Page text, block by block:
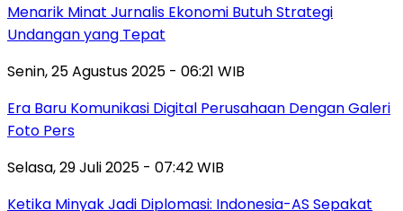
Menarik Minat Jurnalis Ekonomi Butuh Strategi
Undangan yang Tepat
Senin, 25 Agustus 2025 - 06:21 WIB
Era Baru Komunikasi Digital Perusahaan Dengan Galeri
Foto Pers
Selasa, 29 Juli 2025 - 07:42 WIB
Ketika Minyak Jadi Diplomasi: Indonesia-AS Sepakat